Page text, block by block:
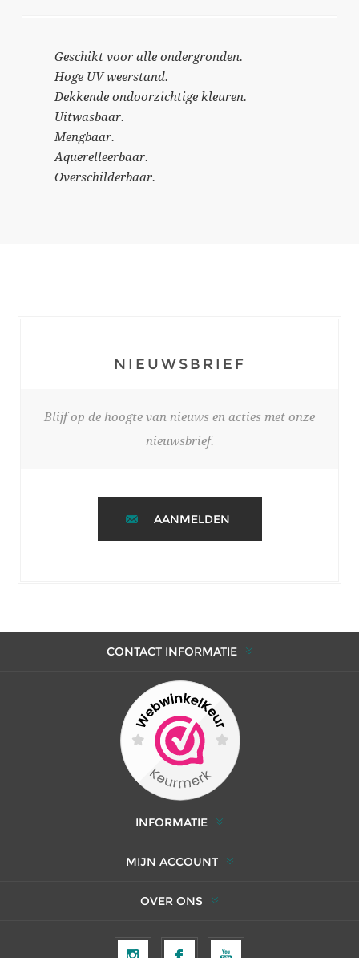
Geschikt voor alle ondergronden.
Hoge UV weerstand.
Dekkende ondoorzichtige kleuren.
Uitwasbaar.
Mengbaar.
Aquerelleerbaar.
Overschilderbaar.
NIEUWSBRIEF
Blijf op de hoogte van nieuws en acties met onze
nieuwsbrief.
AANMELDEN
CONTACT INFORMATIE
INFORMATIE
MIJN ACCOUNT
OVER ONS